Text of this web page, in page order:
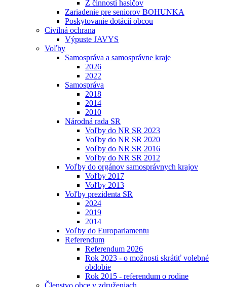
Z činnosti hasičov
Zariadenie pre seniorov BOHUNKA
Poskytovanie dotácií obcou
Civilná ochrana
Výpuste JAVYS
Voľby
Samospráva a samosprávne kraje
2026
2022
Samospráva
2018
2014
2010
Národná rada SR
Voľby do NR SR 2023
Voľby do NR SR 2020
Voľby do NR SR 2016
Voľby do NR SR 2012
Voľby do orgánov samosprávnych krajov
Voľby 2017
Voľby 2013
Voľby prezidenta SR
2024
2019
2014
Voľby do Europarlamentu
Referendum
Referendum 2026
Rok 2023 - o možnosti skrátiť volebné
obdobie
Rok 2015 - referendum o rodine
Členstvo obce v združeniach